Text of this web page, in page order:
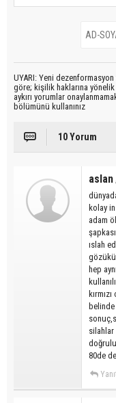
UYARI: Yeni
göre; kişilik haklarına
aykırı yorumlar
bölümünü kullanınız
10 Yorum
aslan
kolay
adam
ıslah
hep
80de